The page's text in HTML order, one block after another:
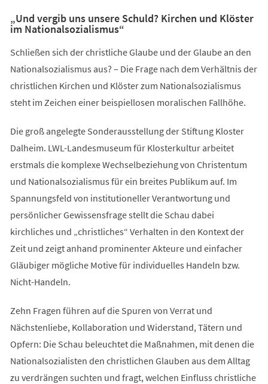
„Und vergib uns unsere Schuld? Kirchen und Klöster
im Nationalsozialismus“
Schließen sich der christliche Glaube und der Glaube an den
Nationalsozialismus aus? – Die Frage nach dem Verhältnis der
christlichen Kirchen und Klöster zum Nationalsozialismus
steht im Zeichen einer beispiellosen moralischen Fallhöhe.
Die groß angelegte Sonderausstellung der Stiftung Kloster
Dalheim. LWL-Landesmuseum für Klosterkultur arbeitet
erstmals die komplexe Wechselbeziehung von Christentum
und Nationalsozialismus für ein breites Publikum auf. Im
Spannungsfeld von institutioneller Verantwortung und
persönlicher Gewissensfrage stellt die Schau dabei
kirchliches und „christliches“ Verhalten in den Kontext der
Zeit und zeigt anhand prominenter Akteure und einfacher
Gläubiger mögliche Motive für individuelles Handeln bzw.
Nicht-Handeln.
Zehn Fragen führen auf die Spuren von Verrat und
Nächstenliebe, Kollaboration und Widerstand, Tätern und
Opfern: Die Schau beleuchtet die Maßnahmen, mit denen die
Nationalsozialisten den christlichen Glauben aus dem Alltag
zu verdrängen suchten und fragt, welchen Einfluss christliche